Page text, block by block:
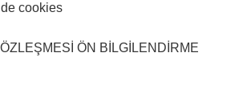
cookies
ÖN BİLGİLENDİRME